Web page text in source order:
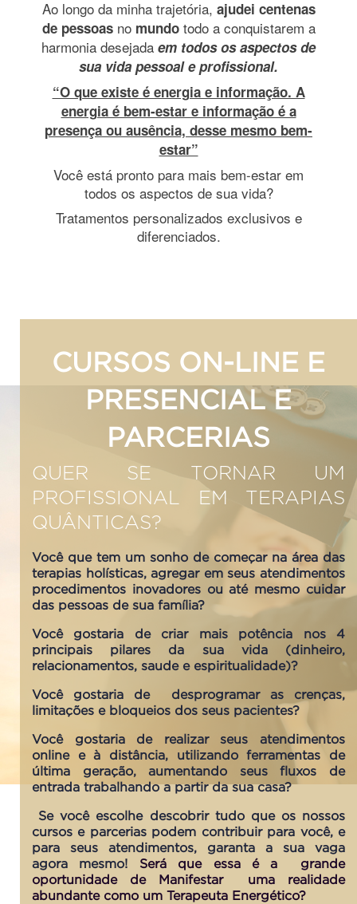
Ao longo da minha trajetória, ajudei centenas
de pessoas no mundotodo a conquistarem a
harmonia desejada em todos os aspectos de
sua vida pessoal e profissional.
“O que existe é energia e informação. A
energia é bem-estar e informação é a
presença ou ausência, desse mesmo bem-
estar”
Você está pronto para mais bem-estar em
todos os aspectos de sua vida?
Tratamentos personalizados exclusivos e
diferenciados.
CURSOS ON-LINE E
PRESENCIAL E
PARCERIAS
QUER SE TORNAR UM
PROFISSIONAL EM TERAPIAS
QUÂNTICAS?
Você que tem um sonho de começar na área das
terapias holísticas, agregar em seus atendimentos
procedimentos inovadores ou até mesmo cuidar
das pessoas de sua família?
Você gostaria de criar mais potência nos 4
principais pilares da sua vida (dinheiro,
relacionamentos, saude e espiritualidade)?
Você gostaria de desprogramar as crenças,
limitações e bloqueios dos seus pacientes?
Você gostaria de realizar seus atendimentos
online e à distância, utilizando ferramentas de
última geração, aumentando seus fluxos de
entrada trabalhando a partir da sua casa?
Se você escolhe descobrir tudo que os nossos
cursos e parcerias podem contribuir para você, e
para seus atendimentos, garanta a sua vaga
agora mesmo! Será que essa é a grande
oportunidade de Manifestar uma realidade
abundante como um Terapeuta Energético?